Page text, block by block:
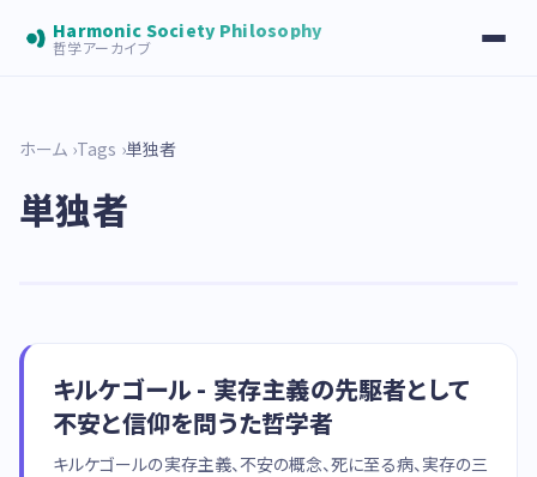
Harmonic Society Philosophy
哲学アーカイブ
ホーム Tags 単独者
単独者
キルケゴール - 実存主義の先駆者として
不安と信仰を問うた哲学者
キルケゴールの実存主義、不安の概念、死に至る病、実存の三